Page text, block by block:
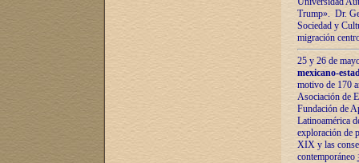
Trump». Dr.
Sociedad y
migración
25 y 26 de
mexicano-
motivo de 170
Asociación de
Fundación de
Latinoamérica
exploración de
XIX y las
contemporáneo